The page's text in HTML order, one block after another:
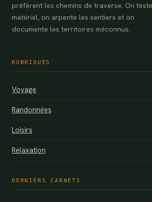
préfèrent les chemins de traverse. On
matériel, on arpente les sentiers et on
documente les territoires méconnus.
RUBRIQUES
Voyage
Randonnées
Loisirs
Relaxation
DERNIERS CARNETS